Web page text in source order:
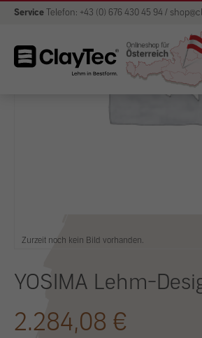
Service Telefon: +43 (0) 676 430 45 94 /
Zurzeit noch kein Bild vorhanden.
YOSIMA Lehm-
2.284,08 €